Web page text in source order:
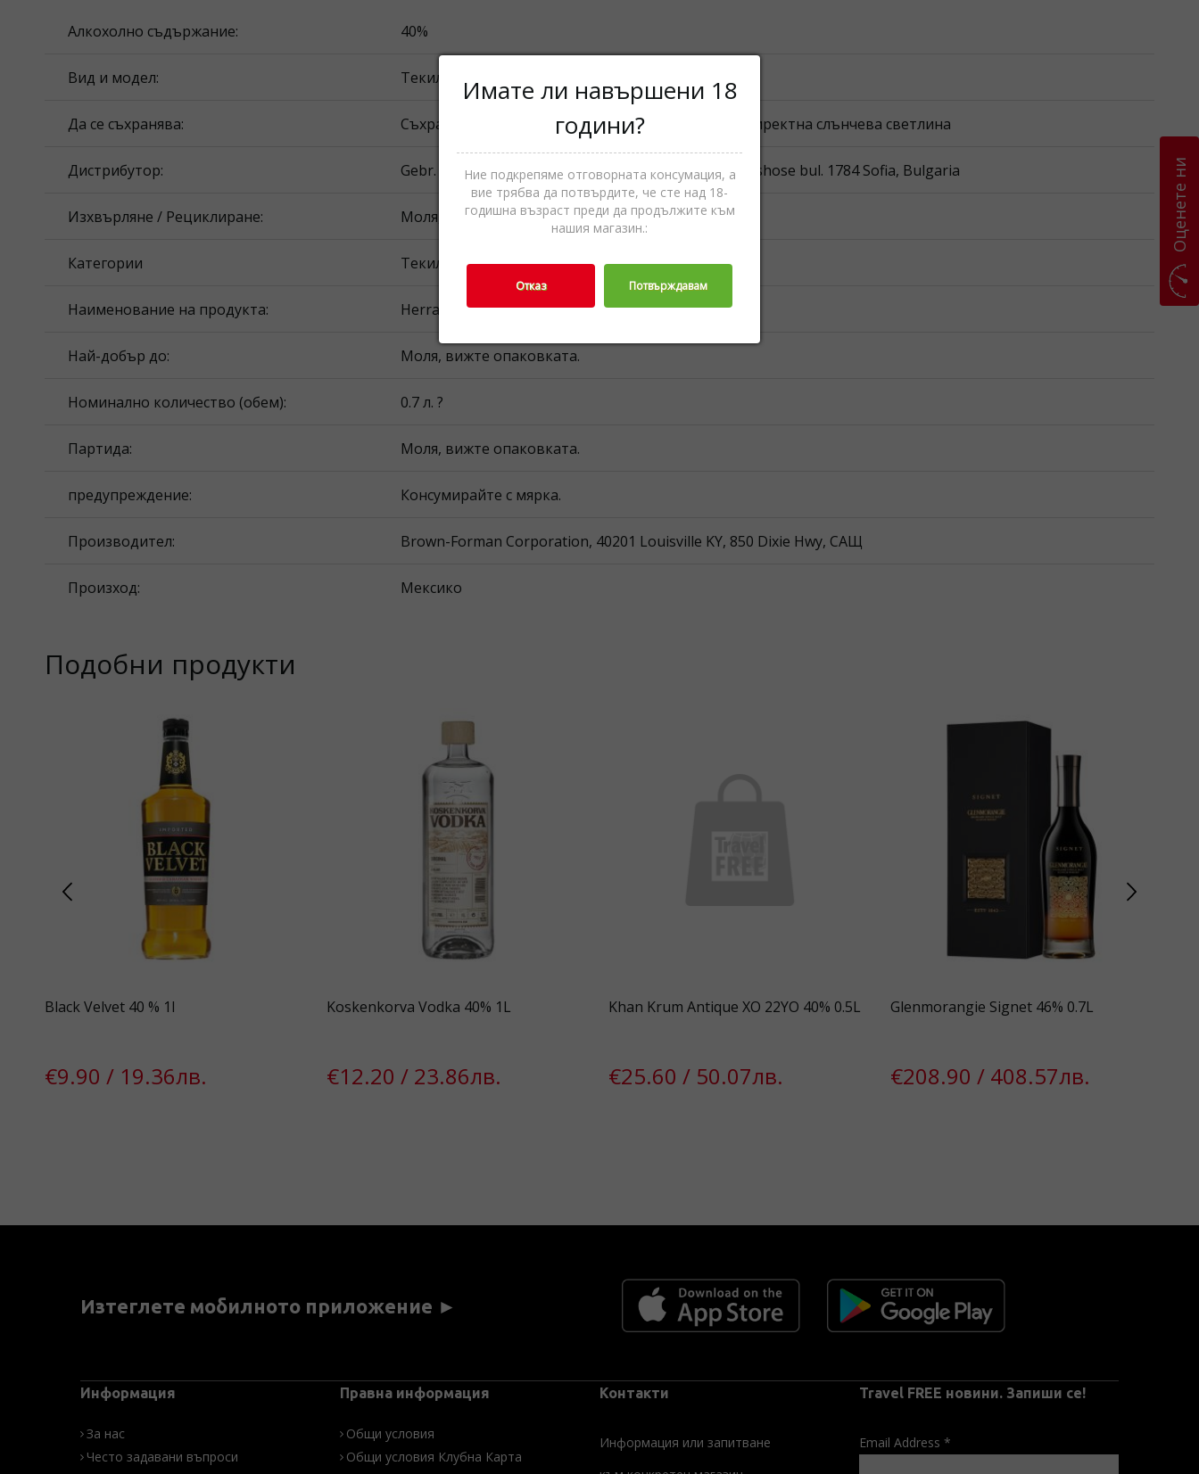
Алкохолно съдържание: 40%
Вид и модел: Текила
Да се съхранява: Съхранявайте на хладно и сухо. Не излагайте на директна слънчева светлина
Дистрибутор: Gebr. Heinemann Bulgaria OOD 141 B, Tsarigradsko shose bul. 1784 Sofia, Bulgaria
Изхвърляне / Рециклиране: Моля, вижте опаковката.
Категории Текила,Спиртни напитки
Наименование на продукта: Herradura Plata
Най-добър до: Моля, вижте опаковката.
Номинално количество (обем): 0.7 л. ?
Партида: Моля, вижте опаковката.
предупреждение: Консумирайте с мярка.
Производител: Brown-Forman Corporation, 40201 Louisville KY, 850 Dixie Hwy, САЩ
Произход: Мексико
Подобни продукти
Black Velvet 40 % 1l
€9.90 / 19.36лв.
Koskenkorva Vodka 40% 1L
€12.20 / 23.86лв.
Khan Krum Antique XO 22YO 40% 0.5L
€25.60 / 50.07лв.
Glenmorangie Signet 46% 0.7L
€208.90 / 408.57лв.
Изтеглете мобилното приложение ►
Информация
За нас
Често задавани въпроси
Правна информация
Общи условия
Общи условия Клубна Карта
Контакти
Информация или запитване
Travel FREE новини. Запиши се!
Email Address *
Оценете ни
Имате ли навършени 18
години?
Ние подкрепяме отговорната консумация, а
вие трябва да потвърдите, че сте над 18-
годишна възраст преди да продължите към
нашия магазин.:
Отказ Потвърждавам